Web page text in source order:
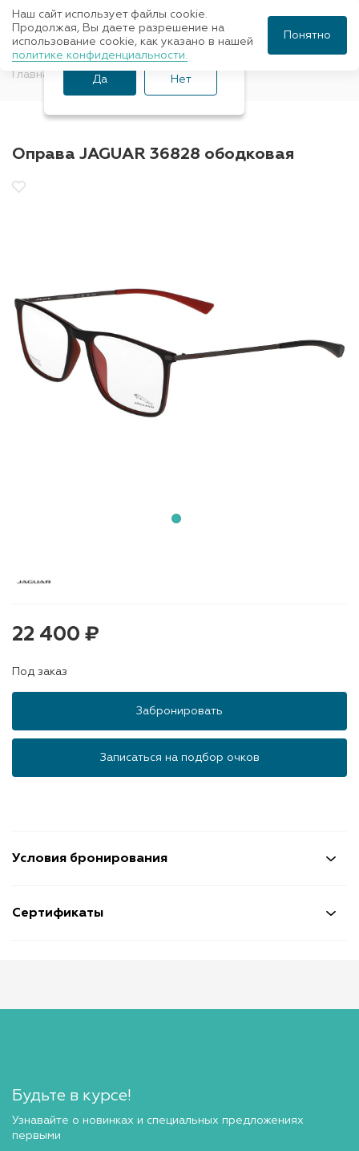
Главная Оправы для очков Jaguar
Оправа JAGUAR 36828 ободковая
Условия бронирования
Сертификаты
22 400 ₽
Под заказ
Забронировать
Записаться на подбор очков
Будьте в курсе!
Узнавайте о новинках и специальных предложениях
первыми
Ваш город Санкт-
Петербург?
Да Нет
Наш сайт использует файлы cookie.
Продолжая, Вы даете разрешение на
использование cookie, как указано в нашей
политике конфиденциальности.
Понятно